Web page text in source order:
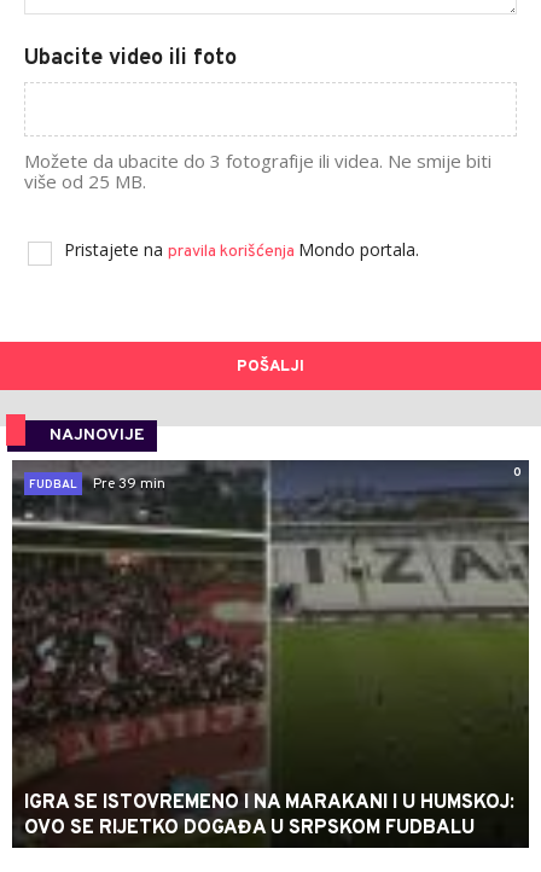
Ubacite video ili foto
Možete da ubacite do 3 fotografije ili videa. Ne smije biti
više od 25 MB.
Pristajete na pravila korišćenja Mondo portala.
POŠALJI
NAJNOVIJE
0
FUDBAL
Pre 39 min
IGRA SE ISTOVREMENO I NA MARAKANI I U HUMSKOJ:
OVO SE RIJETKO DOGAĐA U SRPSKOM FUDBALU